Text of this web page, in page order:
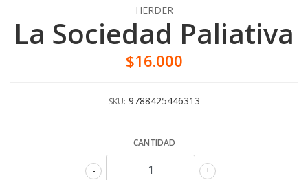
HERDER
La Sociedad Paliativa
$16.000
SKU: 9788425446313
CANTIDAD
+
-